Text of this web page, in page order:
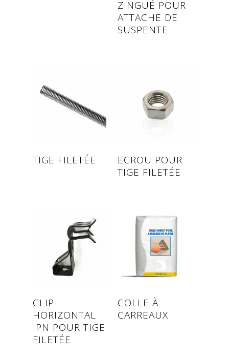
ZINGUÉ POUR
ATTACHE DE
SUSPENTE
TIGE FILETÉE
ECROU POUR
TIGE FILETÉE
CLIP
HORIZONTAL
IPN POUR TIGE
FILETÉE
Read more
COLLE À
CARREAUX